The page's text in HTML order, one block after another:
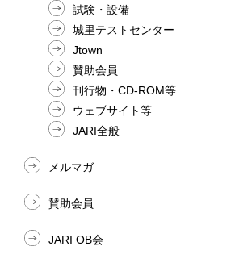
試験・設備
城里テストセンター
Jtown
賛助会員
刊行物・CD-ROM等
ウェブサイト等
JARI全般
メルマガ
賛助会員
JARI OB会